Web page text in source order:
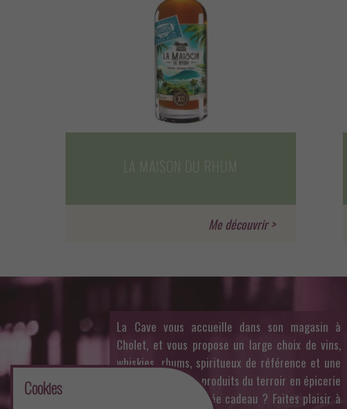
LA MAISON DU RHUM
La Cave vous accueille dans son magasin à
Cholet, et vous propose un large choix de vins,
whiskies, rhums, spiritueux de référence et une
belle sélection de produits du terroir en épicerie
fine. Besoin d’une idée cadeau ? Faites plaisir à
Cookies